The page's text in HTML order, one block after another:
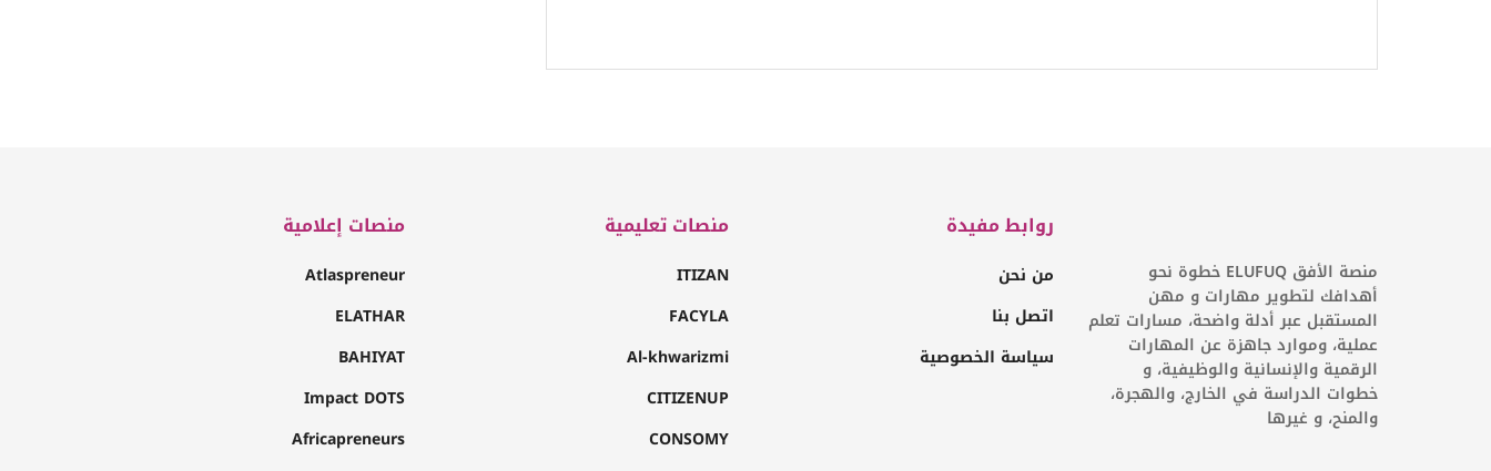
منصة الأفق ELUFUQ خطوة نحو
أهدافك لتطوير مهارات و مهن
المستقبل عبر أدلة واضحة، مسارات تعلم
عملية، وموارد جاهزة عن المهارات
الرقمية والإنسانية والوظيفية، و
خطوات الدراسة في الخارج، والهجرة،
والمنح، و غيرها
روابط مفيدة
من نحن
اتصل بنا
سياسة الخصوصية
منصات تعليمية
ITIZAN
FACYLA
Al-khwarizmi
CITIZENUP
CONSOMY
منصات إعلامية
Atlaspreneur
ELATHAR
BAHIYAT
Impact DOTS
Africapreneurs